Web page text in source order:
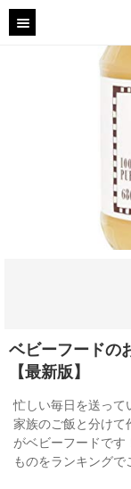
ベビーフードの
【最新版】
忙しい毎日を送って
家族のご飯と分けて
がベビーフードです
ものをランキングで